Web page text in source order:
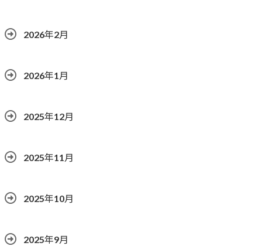
2026年2月
2026年1月
2025年12月
2025年11月
2025年10月
2025年9月